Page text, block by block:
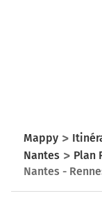
Mappy
Nantes
Plan
Nantes -